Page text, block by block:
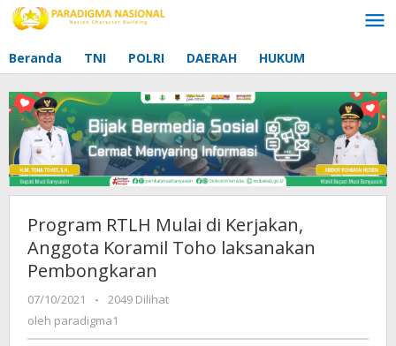
Lewati
ke
Beranda TNI POLRI DAERAH HUKUM
Program RTLH Mulai di Kerjakan,
Anggota Koramil Toho laksanakan
Pembongkaran
07/10/2021
oleh
paradigma1
-
2049 Dilihat
oleh paradigma1